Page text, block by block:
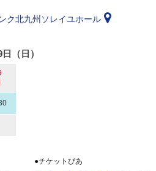
ク北九州ソレイユホール
（日）
●チケットぴあ